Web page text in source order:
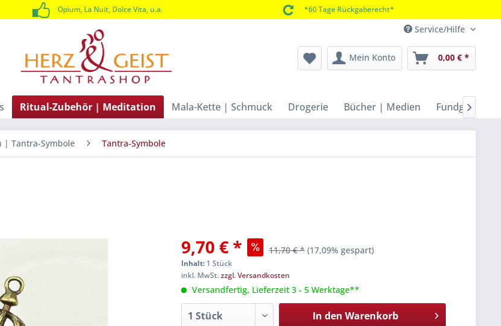
Opium, La Nuit, Dolce Vita, u.a. *60 Tage Rückgaberecht*
Service/Hilfe
Mein Konto 0,00 € *
Ritual-Zubehör | Meditation Mala-Kette | Schmuck Drogerie Bücher | Medien Fundgrube |

| Tantra-Symbole Tantra-Symbole
9,70 € * 11,70 € * (17,09% gespart)
Inhalt: 1 Stück
inkl. MwSt.zzgl. Versandkosten
Versandfertig, Lieferzeit 3 - 5 Werktage**
In den Warenkorb